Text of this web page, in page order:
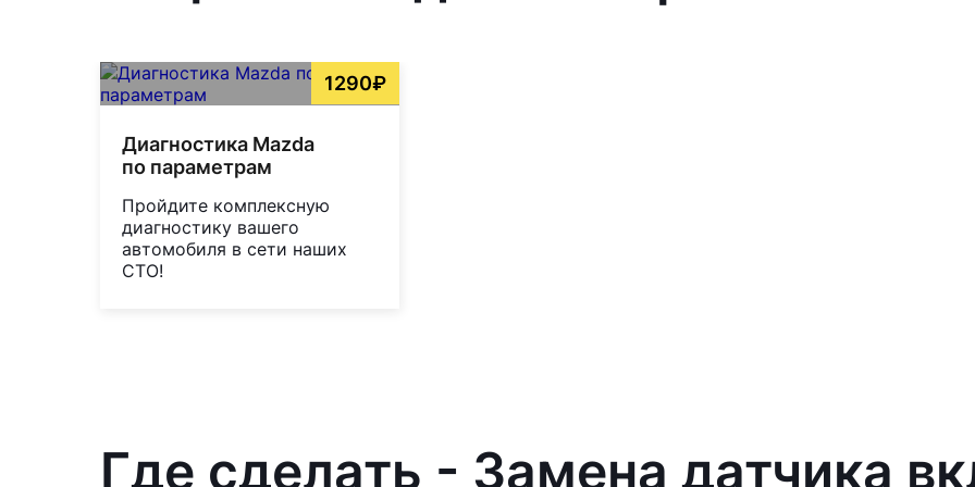
1290₽
Диагностика Mazda
по параметрам
Пройдите комплексную
диагностику вашего
автомобиля в сети наших
СТО!
Где сделать - Замена датчика